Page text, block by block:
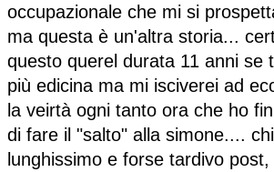
occupazionale che mi si
ma questa è un'altra storia...
questo querel durata 11 anni se
più edicina ma mi isciverei ad
la veirtà ogni tanto ora che ho
di fare il "salto" alla simone....
lunghissimo e forse tardivo